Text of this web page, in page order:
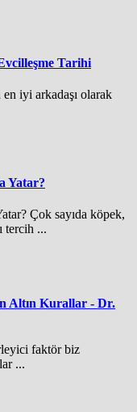
Tarihi
iyi arkadaşı olarak
Yatar?
Çok sayıda köpek,
tercih ...
Altın Kurallar - Dr.
faktör biz
...